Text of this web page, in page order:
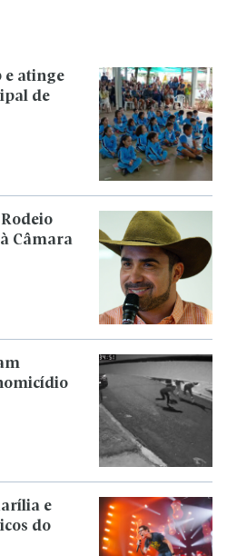
e atinge
de
Câmara
e
do